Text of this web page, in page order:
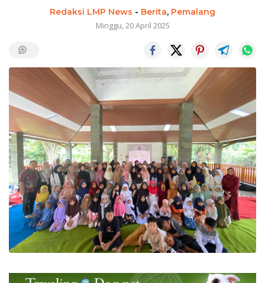
Redaksi LMP News - Berita, Pemalang
Minggu, 20 April 2025